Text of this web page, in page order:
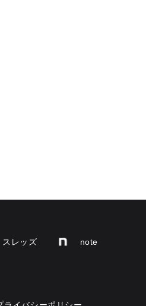
スレッズ note